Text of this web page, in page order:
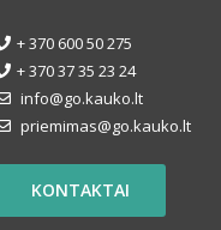
+ 370 600 50 275
+ 370 37 35 23 24
info@go.kauko.lt
priemimas@go.kauko.lt
KONTAKTAI